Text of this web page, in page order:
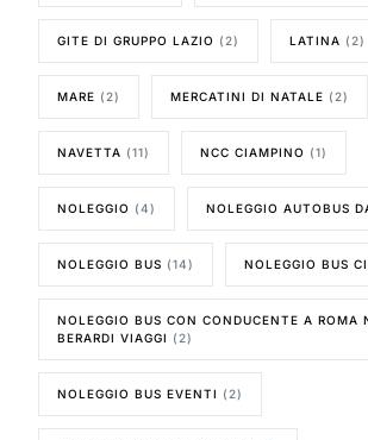
GITE DI GRUPPO LAZIO (2) LATINA (2)
MARE (2) MERCATINI DI NATALE (2)
NAVETTA (11) NCC CIAMPINO (1)
NOLEGGIO (4) NOLEGGIO AUTOBUS
NOLEGGIO BUS (14) NOLEGGIO BUS
NOLEGGIO BUS CON CONDUCENTE A ROMA
BERARDI VIAGGI (2)
NOLEGGIO BUS EVENTI (2)